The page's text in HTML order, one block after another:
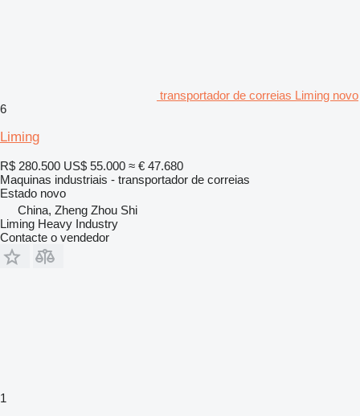
transportador de correias Liming novo
6
Liming
R$ 280.500 US$ 55.000 ≈ € 47.680
Maquinas industriais - transportador de correias
Estado novo
China, Zheng Zhou Shi
Liming Heavy Industry
Contacte o vendedor
1